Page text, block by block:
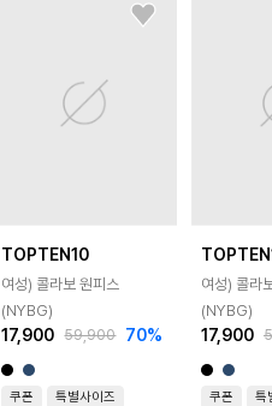
TOPTEN10
여성) 콜라보 원피스
(NYBG)
17,900 59,900 70%
쿠폰 특별사이즈
여성) 콜라
(NYBG)
17,900
쿠폰 특